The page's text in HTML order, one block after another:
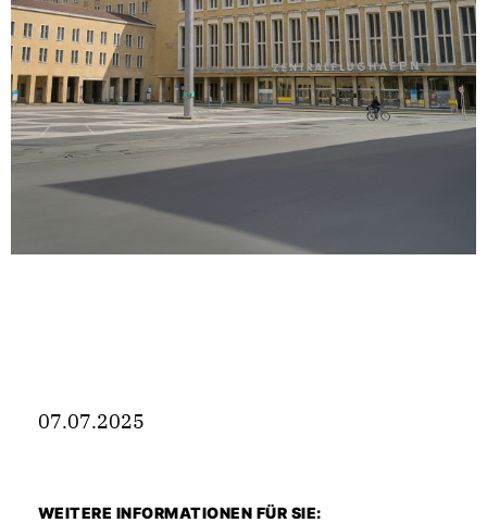
07.07.2025
WEITERE INFORMATIONEN FÜR SIE: